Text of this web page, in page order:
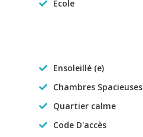
École
Ensoleillé (e)
Chambres Spacieuses
Quartier calme
Code D'accès